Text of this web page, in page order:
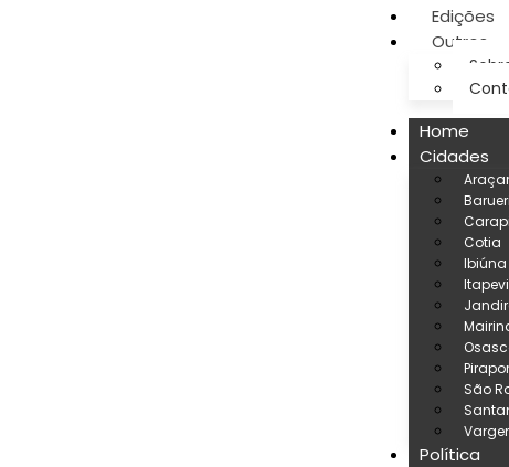
Edições
Outros
Home
Cidades
Barueri
Cotia
Ibiúna
Itapevi
São
Política